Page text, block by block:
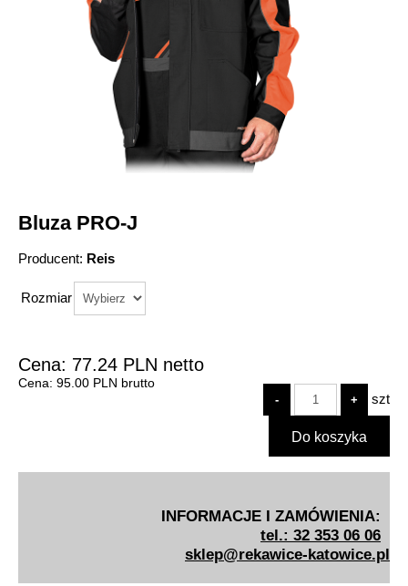
Bluza PRO-J
Producent: Reis
Rozmiar
Cena: 77.24 PLN netto
Cena: 95.00 PLN brutto
szt
INFORMACJE I ZAMÓWIENIA:
tel.: 32 353 06 06
sklep@rekawice-katowice.pl